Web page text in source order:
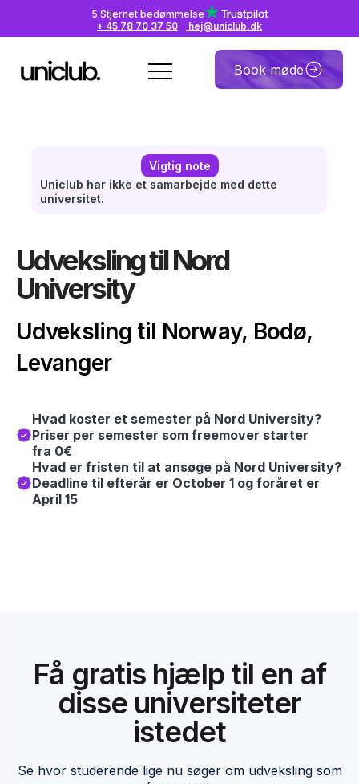
5 Stjernet bedømmelse
+ 45 78 70 37 50
hej@uniclub.dk
Book møde
Vigtig note
Uniclub har ikke et samarbejde med dette
universitet.
Udveksling til Nord
University
Udveksling til Norway, Bodø,
Levanger
Hvad koster et semester på Nord University?
Priser per semester som freemover starter
fra 0€
Hvad er fristen til at ansøge på Nord University?
Deadline til efterår er October 1 og foråret er
April 15
Få gratis hjælp til en af
disse universiteter
istedet
Se hvor studerende lige nu søger om udveksling som